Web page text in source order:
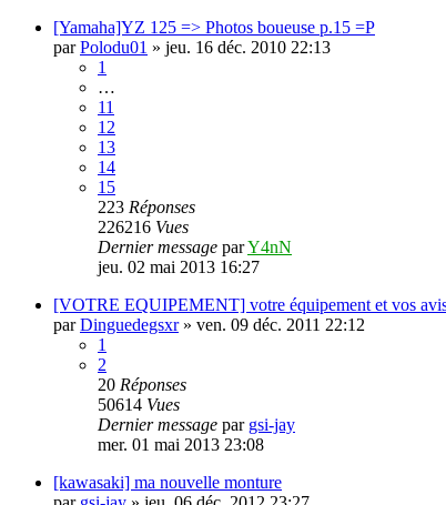
[Yamaha]YZ 125 => Photos boueuse p.15 =P
parPolodu01 » jeu. 16 déc. 2010 22:13
1
…
11
12
13
14
15
223 Réponses
226216 Vues
Dernier message parY4nN
jeu. 02 mai 2013 16:27
[VOTRE EQUIPEMENT] votre équipement et vos
parDinguedegsxr» ven. 09 déc. 2011 22:12
1
2
20 Réponses
50614 Vues
Dernier message par gsi-jay
mer. 01 mai 2013 23:08
[kawasaki] ma nouvelle monture